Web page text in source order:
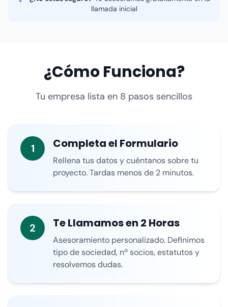
llamada inicial
¿Cómo Funciona?
Tu empresa lista en 8 pasos sencillos
1 Completa el Formulario
Rellena tus datos y cuéntanos sobre tu
proyecto. Tardas menos de 2 minutos.
2 Te Llamamos en 2 Horas
Asesoramiento personalizado. Definimos
tipo de sociedad, nº socios, estatutos y
resolvemos dudas.